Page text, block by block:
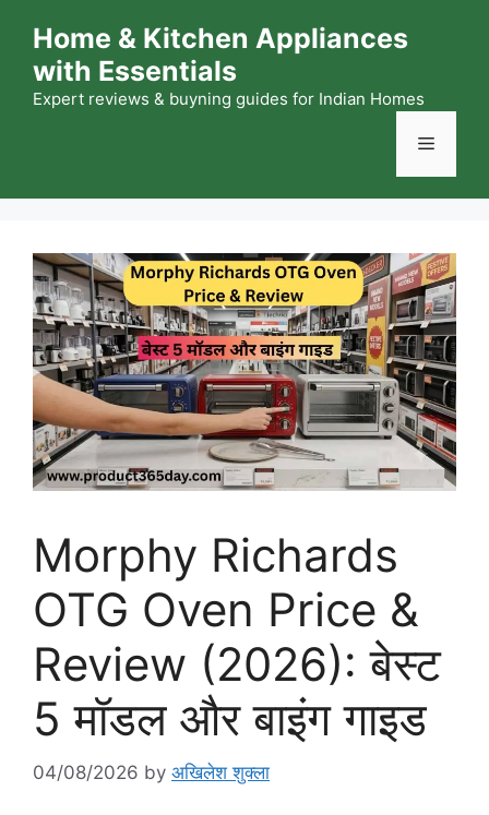
content
Home & Kitchen Appliances
with Essentials
Expert reviews & buyning guides for Indian Homes
Menu
Morphy Richards
OTG Oven Price &
Review (2026): बेस्ट
5 मॉडल और बाइंग गाइड
04/08/2026 by अखिलेश शुक्ला